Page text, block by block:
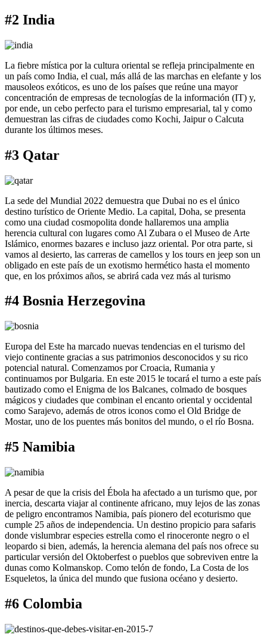
#2 India
La fiebre mística por la cultura oriental se refleja principalmente en
un país como India, el cual, más allá de las marchas en elefante y los
mausoleos exóticos, es uno de los países que reúne una mayor
concentración de empresas de tecnologías de la información (IT) y,
por ende, un cebo perfecto para el turismo empresarial, tal y como
demuestran las cifras de ciudades como Kochi, Jaipur o Calcuta
durante los últimos meses.
#3 Qatar
La sede del Mundial 2022 demuestra que Dubai no es el único
destino turístico de Oriente Medio. La capital, Doha, se presenta
como una ciudad cosmopolita donde hallaremos una amplia
herencia cultural con lugares como Al Zubara o el Museo de Arte
Islámico, enormes bazares e incluso jazz oriental. Por otra parte, si
vamos al desierto, las carreras de camellos y los tours en jeep son un
obligado en este país de un exotismo hermético hasta el momento
que, en los próximos años, se abrirá cada vez más al turismo
#4 Bosnia Herzegovina
Europa del Este ha marcado nuevas tendencias en el turismo del
viejo continente gracias a sus patrimonios desconocidos y su rico
potencial natural. Comenzamos por Croacia, Rumania y
continuamos por Bulgaria. En este 2015 le tocará el turno a este país
bautizado como el Enigma de los Balcanes, colmado de bosques
mágicos y ciudades que combinan el encanto oriental y occidental
como Sarajevo, además de otros iconos como el Old Bridge de
Mostar, uno de los puentes más bonitos del mundo, o el río Bosna.
#5 Namibia
A pesar de que la crisis del Ébola ha afectado a un turismo que, por
inercia, descarta viajar al continente africano, muy lejos de las zonas
de peligro encontramos Namibia, país pionero del ecoturismo que
cumple 25 años de independencia. Un destino propicio para safaris
donde vislumbrar especies estrella como el rinoceronte negro o el
leopardo si bien, además, la herencia alemana del país nos ofrece su
particular versión del Oktoberfest o pueblos que sobreviven entre la
dunas como Kolmanskop. Como telón de fondo, La Costa de los
Esqueletos, la única del mundo que fusiona océano y desierto.
#6 Colombia